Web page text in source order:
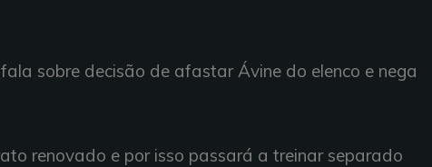
sobre decisão de afastar Ávine do elenco e nega
renovado e por isso passará a treinar separado